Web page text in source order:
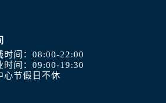
时间：08:00-22:00
时间：09:00-19:30
心节假日不休